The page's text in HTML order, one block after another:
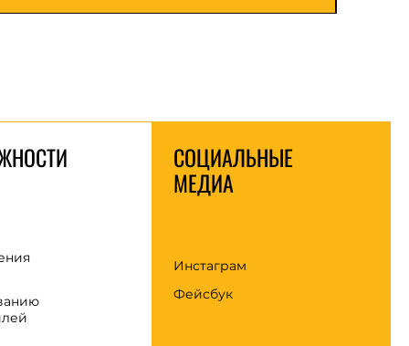
СОЦИАЛЬНЫЕ
МЕДИА
Инстаграм
Фейсбук